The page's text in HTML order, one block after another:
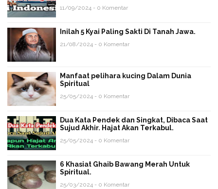
11/09/2024 - 0 Komentar
Inilah 5 Kyai Paling Sakti Di Tanah Jawa.
21/08/2024 - 0 Komentar
Manfaat pelihara kucing Dalam Dunia
Spiritual
25/05/2024 - 0 Komentar
Dua Kata Pendek dan Singkat, Dibaca Saat
Sujud Akhir. Hajat Akan Terkabul.
25/05/2024 - 0 Komentar
6 Khasiat Ghaib Bawang Merah Untuk
Spiritual.
25/03/2024 - 0 Komentar